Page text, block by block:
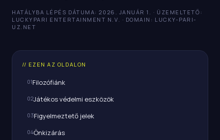
HATÁLYBA LÉPÉS DÁTUMA:2026. JANUÁR 1. · ÜZEMELTETŐ:
LUCKYPARI ENTERTAINMENT N.V. · DOMAIN: LUCKY-PARI-
UZ.NET
// EZEN AZ OLDALON
01Filozófiánk
02Játékos védelmi eszközök
03Figyelmeztető jelek
04Önkizárás